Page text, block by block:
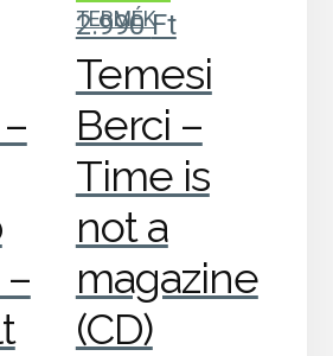
TERMÉK
2.990Ft
Temesi
Berci –
Time is
not a
magazine
(CD)